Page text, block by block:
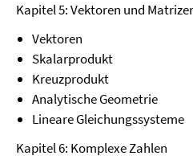
Kapitel 5: Vektoren und
Vektoren
Skalarprodukt
Kreuzprodukt
Analytische Geometrie
Lineare Gleichungssysteme
Kapitel 6: Komplexe Zahlen